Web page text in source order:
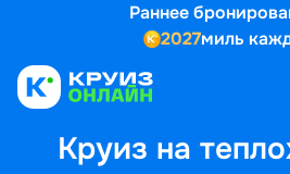
Раннее
2027миль
Круиз на
Выбор